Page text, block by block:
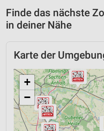
Finde das nächste
in deiner Nähe
Karte der
+
−